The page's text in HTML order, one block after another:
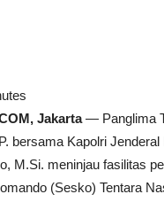
Jakarta— Panglima
bersama Kapolri Jenderal
M.Si. meninjau fasilitas
(Sesko) Tentara